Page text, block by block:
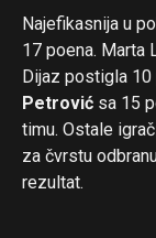
Najefikasnija u
17 poena. Marta
Dijaz postigla
Petrović sa 15
timu. Ostale
za čvrstu
rezultat.